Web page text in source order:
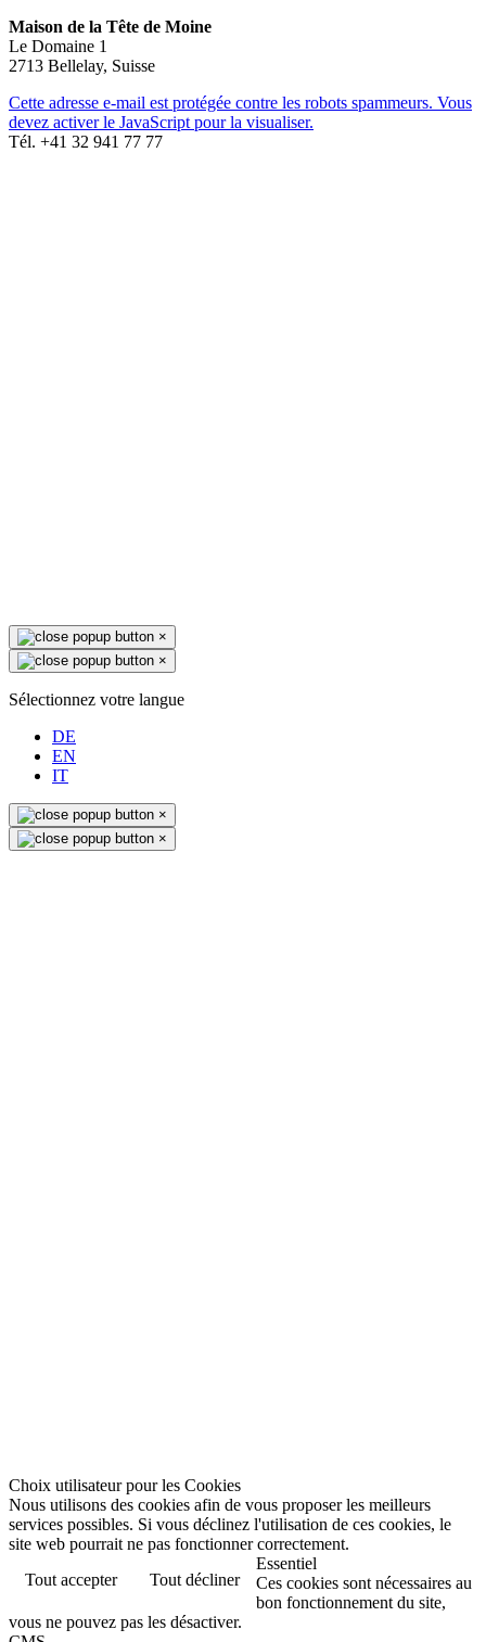
Maison de la Tête de Moine
Le Domaine 1
2713 Bellelay, Suisse
Cette adresse e-mail est protégée contre les robots spammeurs. Vous
devez activer le JavaScript pour la visualiser.
Tél. +41 32 941 77 77
×
×
Sélectionnez votre langue
DE
EN
IT
×
×
Choix utilisateur pour les Cookies
Nous utilisons des cookies afin de vous proposer les meilleurs
services possibles. Si vous déclinez l'utilisation de ces cookies, le
site web pourrait ne pas fonctionner correctement.
Tout accepter
Tout décliner
Essentiel
Ces cookies sont nécessaires au
bon fonctionnement du site,
vous ne pouvez pas les désactiver.